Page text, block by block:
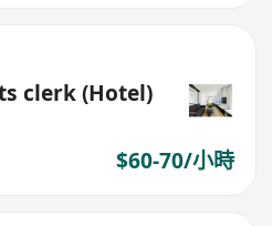
clerk (Hotel)
$60-70/小時